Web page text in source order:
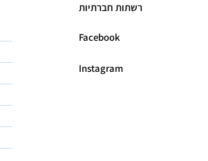
רשתות חברתיות
Facebook
Instagram